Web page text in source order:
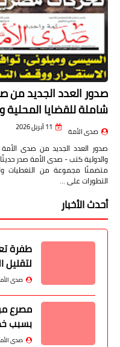
صدور العدد الجديد من
شاملة للقضايا المحلية
صدى الأمة 11 أبريل 2026
صدور العدد الجديد من صدى
والدولية كتب - صدى الأمة صدر
متضمنًا مجموعة من التغطيات
التطورات على …
أحدث الأخبار
طفرة
صدى
مصرع
بسبب
صدى